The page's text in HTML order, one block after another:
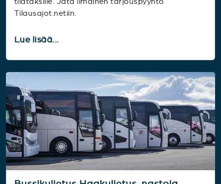
Tilausajot.netiin.
Lue lisää...